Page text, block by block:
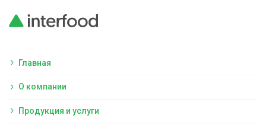
Главная
О компании
Продукция и услуги